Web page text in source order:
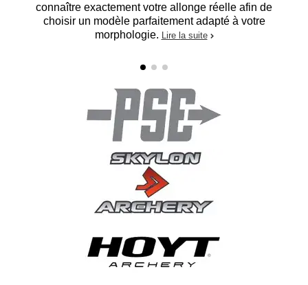
connaître exactement votre allonge réelle afin de
choisir un modèle parfaitement adapté à votre
morphologie. Lire la suite